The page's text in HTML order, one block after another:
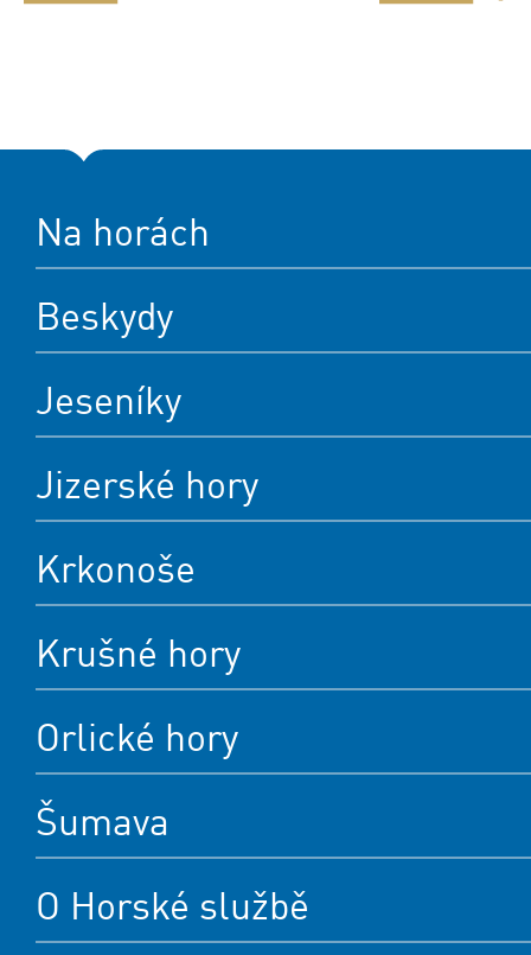
Na horách
Beskydy
Jeseníky
Jizerské hory
Krkonoše
Krušné hory
Orlické hory
Šumava
O Horské službě